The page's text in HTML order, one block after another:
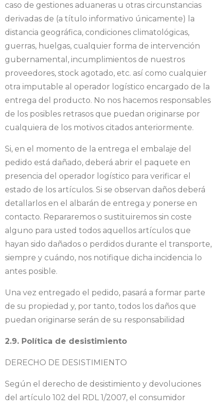
caso de gestiones aduaneras u otras circunstancias
derivadas de (a título informativo únicamente) la
distancia geográfica, condiciones climatológicas,
guerras, huelgas, cualquier forma de intervención
gubernamental, incumplimientos de nuestros
proveedores, stock agotado, etc. así como cualquier
otra imputable al operador logístico encargado de la
entrega del producto. No nos hacemos responsables
de los posibles retrasos que puedan originarse por
cualquiera de los motivos citados anteriormente.
Si, en el momento de la entrega el embalaje del
pedido está dañado, deberá abrir el paquete en
presencia del operador logístico para verificar el
estado de los artículos. Si se observan daños deberá
detallarlos en el albarán de entrega y ponerse en
contacto. Repararemos o sustituiremos sin coste
alguno para usted todos aquellos artículos que
hayan sido dañados o perdidos durante el transporte,
siempre y cuándo, nos notifique dicha incidencia lo
antes posible.
Una vez entregado el pedido, pasará a formar parte
de su propiedad y, por tanto, todos los daños que
puedan originarse serán de su responsabilidad
2.9. Política de desistimiento
DERECHO DE DESISTIMIENTO
Según el derecho de desistimiento y devoluciones
del artículo 102 del RDL 1/2007, el consumidor